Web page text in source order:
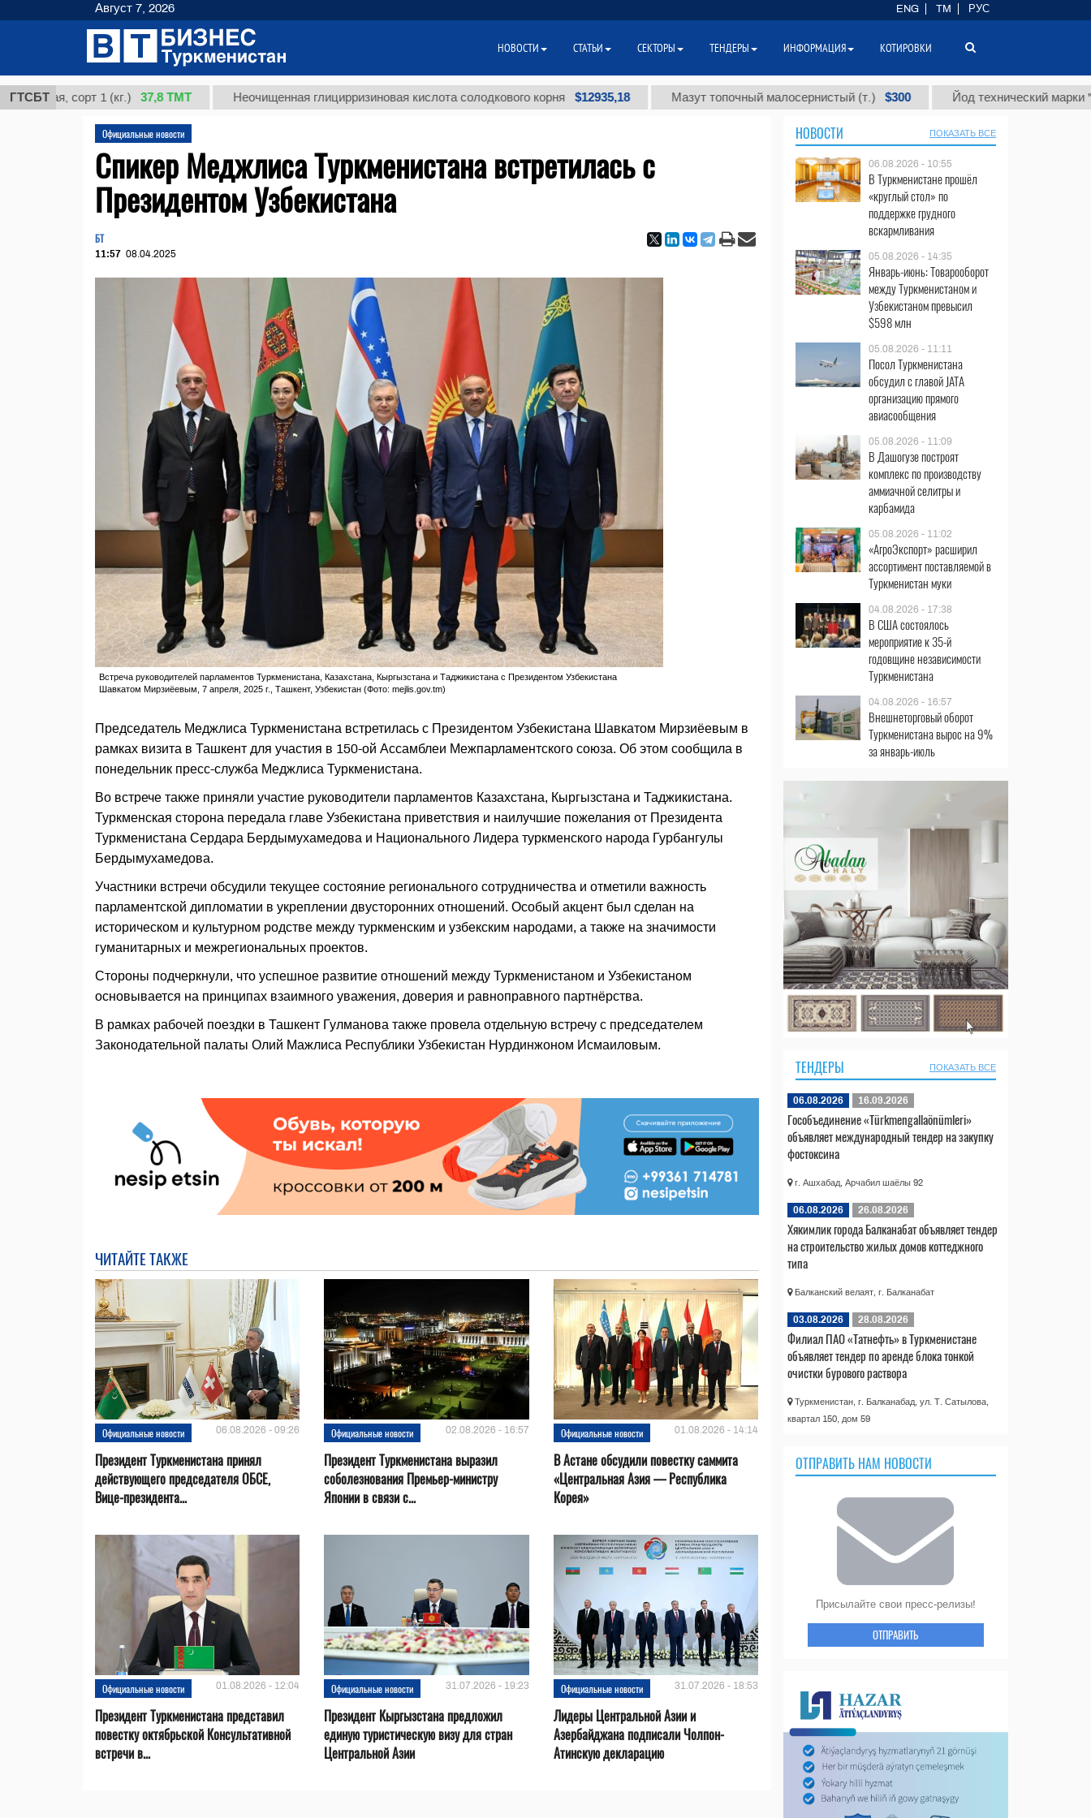
ГТСБТ
сорт 1 (кг.) 37,8 ТМТ Неочищенная глицирризиновая кислота солодкового корня $12935,18 Мазут топочный малосернистый (т.) $300 Йод технический марки "А" (т.)
Официальные новости
Спикер Меджлиса Туркменистана встретилась с
Президентом Узбекистана
БТ
11:57 08.04.2025
Встреча руководителей парламентов Туркменистана, Казахстана, Кыргызстана и Таджикистана с Президентом Узбекистана
Шавкатом Мирзиёевым, 7 апреля, 2025 г., Ташкент, Узбекистан (Фото: mejlis.gov.tm)
Председатель Меджлиса Туркменистана встретилась с Президентом Узбекистана Шавкатом Мирзиёевым в
рамках визита в Ташкент для участия в 150-ой Ассамблеи Межпарламентского союза. Об этом сообщила в
понедельник пресс-служба Меджлиса Туркменистана.
Во встрече также приняли участие руководители парламентов Казахстана, Кыргызстана и Таджикистана.
Туркменская сторона передала главе Узбекистана приветствия и наилучшие пожелания от Президента
Туркменистана Сердара Бердымухамедова и Национального Лидера туркменского народа Гурбангулы
Бердымухамедова.
Участники встречи обсудили текущее состояние регионального сотрудничества и отметили важность
парламентской дипломатии в укреплении двусторонних отношений. Особый акцент был сделан на
историческом и культурном родстве между туркменским и узбекским народами, а также на значимости
гуманитарных и межрегиональных проектов.
Стороны подчеркнули, что успешное развитие отношений между Туркменистаном и Узбекистаном
основывается на принципах взаимного уважения, доверия и равноправного партнёрства.
В рамках рабочей поездки в Ташкент Гулманова также провела отдельную встречу с председателем
Законодательной палаты Олий Мажлиса Республики Узбекистан Нурдинжоном Исмаиловым.
ЧИТАЙТЕ ТАКЖЕ
Официальные новости 06.08.2026 - 09:26
Президент Туркменистана принял
действующего председателя ОБСЕ,
Вице-президента...
Официальные новости 02.08.2026 - 16:57
Президент Туркменистана выразил
соболезнования Премьер-министру
Японии в связи с...
Официальные новости 01.08.2026 - 14:14
В Астане обсудили повестку саммита
«Центральная Азия — Республика
Корея»
Официальные новости 01.08.2026 - 12:04
Президент Туркменистана представил
повестку октябрьской Консультативной
встречи в...
Официальные новости 31.07.2026 - 19:23
Президент Кыргызстана предложил
единую туристическую визу для стран
Центральной Азии
Официальные новости 31.07.2026 - 18:53
Лидеры Центральной Азии и
Азербайджана подписали Чолпон-
Атинскую декларацию
НОВОСТИ ПОКАЗАТЬ ВСЕ
06.08.2026 - 10:55
В Туркменистане прошёл
«круглый стол» по
поддержке грудного
вскармливания
05.08.2026 - 14:35
Январь-июнь: Товарооборот
между Туркменистаном и
Узбекистаном превысил
$598 млн
05.08.2026 - 11:11
Посол Туркменистана
обсудил с главой JATA
организацию прямого
авиасообщения
05.08.2026 - 11:09
В Дашогузе построят
комплекс по производству
аммиачной селитры и
карбамида
05.08.2026 - 11:02
«АгроЭкспорт» расширил
ассортимент поставляемой в
Туркменистан муки
04.08.2026 - 17:38
В США состоялось
мероприятие к 35-й
годовщине независимости
Туркменистана
04.08.2026 - 16:57
Внешнеторговый оборот
Туркменистана вырос на 9%
за январь-июль
ТЕНДЕРЫ ПОКАЗАТЬ ВСЕ
06.08.2026 16.09.2026
Гособъединение «Türkmengallaönümleri»
объявляет международный тендер на закупку
фостоксина
г. Ашхабад, Арчабил шаёлы 92
06.08.2026 26.08.2026
Хякимлик города Балканабат объявляет тендер
на строительство жилых домов коттеджного
типа
Балканский велаят, г. Балканабат
03.08.2026 28.08.2026
Филиал ПАО «Татнефть» в Туркменистане
объявляет тендер по аренде блока тонкой
очистки бурового раствора
Туркменистан, г. Балканабад, ул. Т. Сатылова,
квартал 150, дом 59
ОТПРАВИТЬ НАМ НОВОСТИ
Присылайте свои пресс-релизы!
ОТПРАВИТЬ
Август 7, 2026 ENG TM РУС
НОВОСТИ СТАТЬИ СЕКТОРЫ ТЕНДЕРЫ ИНФОРМАЦИЯ КОТИРОВКИ